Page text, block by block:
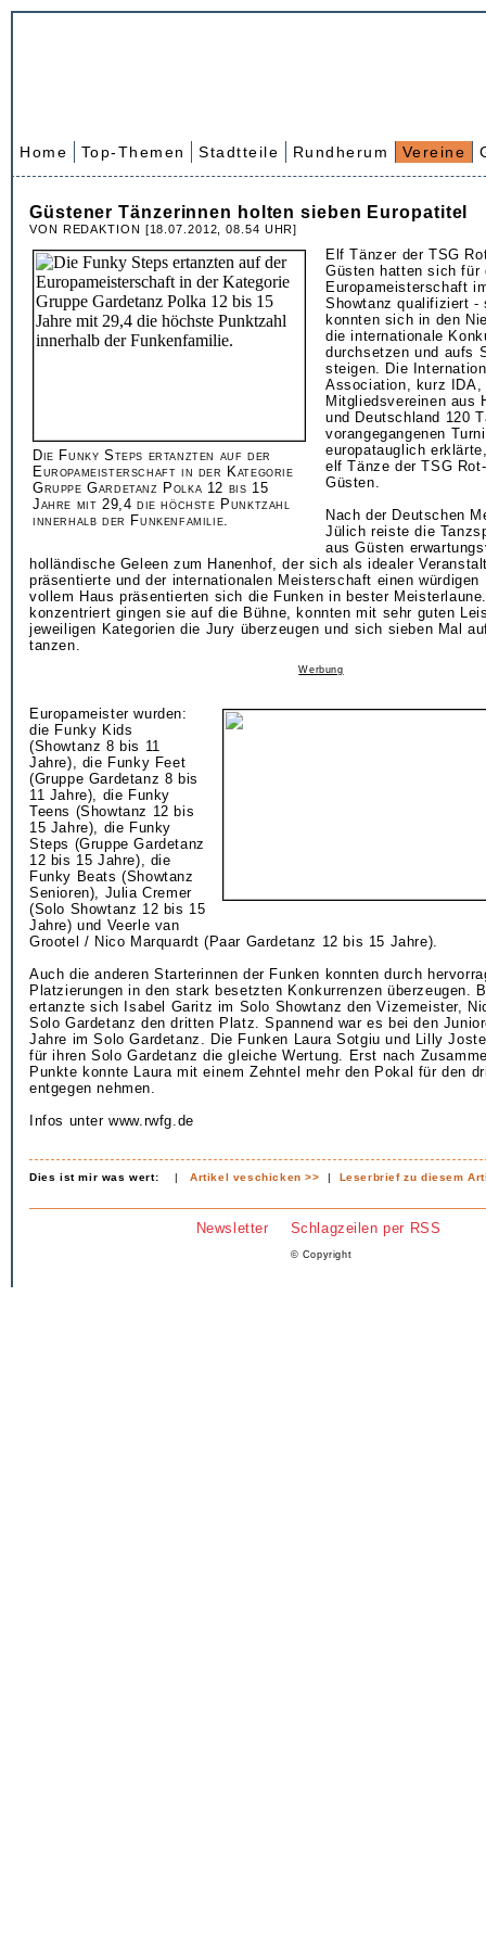
Home Top-Themen Stadtteile Rundherum Vereine
Güstener Tänzerinnen holten sieben Europatitel
VON REDAKTION [18.07.2012, 08.54 UHR]
Die Funky Steps ertanzten auf der
Europameisterschaft in der Kategorie
Gruppe Gardetanz Polka 12 bis 15
Jahre mit 29,4 die höchste Punktzahl
innerhalb der Funkenfamilie.
Elf Tänzer der TSG
Güsten hatten sich für
Europameisterschaft
Showtanz qualifiziert -
konnten sich in den
die internationale
durchsetzen und aufs
steigen. Die
Association, kurz IDA,
Mitgliedsvereinen aus
und Deutschland 120
vorangegangenen
europatauglich
elf Tänze der TSG
Güsten.
Nach der Deutschen
Jülich reiste die
aus Güsten
holländische Geleen zum Hanenhof, der sich als idealer
präsentierte und der internationalen Meisterschaft einen würdigen
vollem Haus präsentierten sich die Funken in bester
konzentriert gingen sie auf die Bühne, konnten mit sehr guten
jeweiligen Kategorien die Jury überzeugen und sich sieben Mal
tanzen.
Werbung
Europameister wurden:
die Funky Kids
(Showtanz 8 bis 11
Jahre), die Funky Feet
(Gruppe Gardetanz 8 bis
11 Jahre), die Funky
Teens (Showtanz 12 bis
15 Jahre), die Funky
Steps (Gruppe Gardetanz
12 bis 15 Jahre), die
Funky Beats (Showtanz
Senioren), Julia Cremer
(Solo Showtanz 12 bis 15
Jahre) und Veerle van
Grootel / Nico Marquardt (Paar Gardetanz 12 bis 15 Jahre).
Auch die anderen Starterinnen der Funken konnten durch
Platzierungen in den stark besetzten Konkurrenzen überzeugen.
ertanzte sich Isabel Garitz im Solo Showtanz den Vizemeister,
Solo Gardetanz den dritten Platz. Spannend war es bei den
Jahre im Solo Gardetanz. Die Funken Laura Sotgiu und Lilly
für ihren Solo Gardetanz die gleiche Wertung. Erst nach
Punkte konnte Laura mit einem Zehntel mehr den Pokal für den
entgegen nehmen.
Infos unter www.rwfg.de
Dies ist mir was wert: |Artikel veschicken >> | Leserbrief zu diesem
Newsletter Schlagzeilen per RSS
© Copyright